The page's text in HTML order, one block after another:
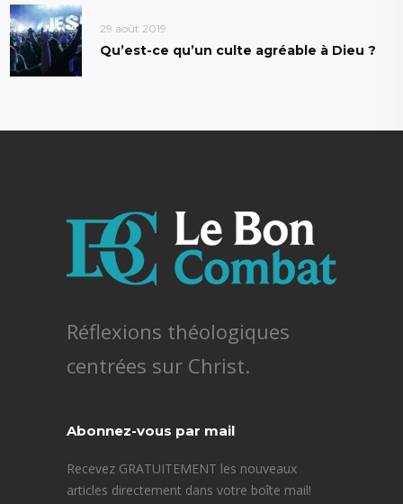
29 août 2019
Qu’est-ce qu’un culte agréable à Dieu ?
Réflexions théologiques
centrées sur Christ.
Abonnez-vous par mail
Recevez GRATUITEMENT les nouveaux
articles directement dans votre boîte mail!